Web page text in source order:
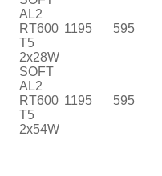
AL2
RT600
T5
2x28W
1195 595
SOFT
AL2
RT600
T5
2x54W
1195 595